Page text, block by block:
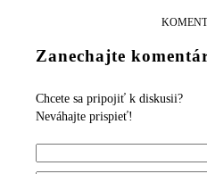
Zanechajte
Chcete sa pripojiť k diskusii?
Neváhajte prispieť!